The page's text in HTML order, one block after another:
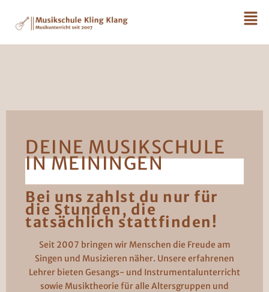
DEINE MUSIKSCHULE
IN MEININGEN
Bei uns zahlst du nur für
die Stunden, die
tatsächlich stattfinden!
Seit 2007 bringen wir Menschen die Freude am
Singen und Musizieren näher. Unsere erfahrenen
Lehrer bieten Gesangs- und Instrumentalunterricht
sowie Musiktheorie für alle Altersgruppen und